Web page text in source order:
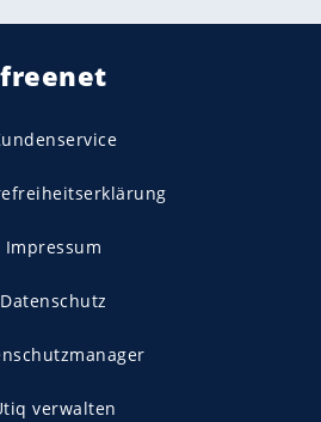
freenet
Impressum
Datenschutz
verwalten